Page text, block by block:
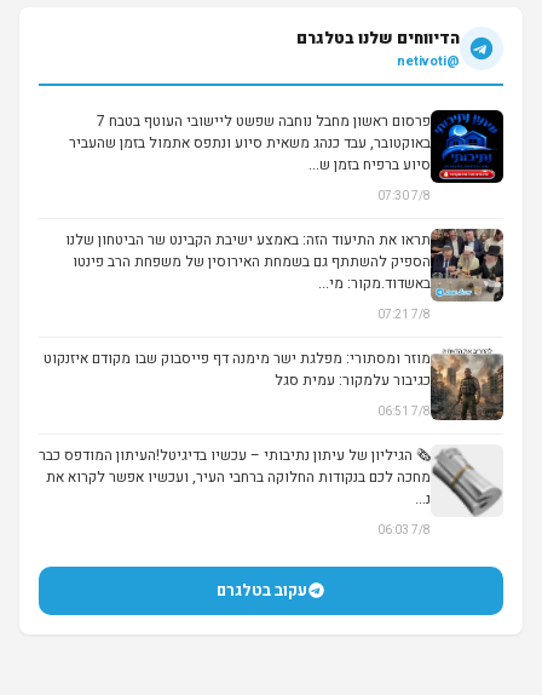
הדיווחים שלנו בטלגרם
@netivoti
פרסום ראשון מחבל נוחבה שפשט ליישובי העוטף בטבח 7
באוקטובר, עבד כנהג משאית סיוע ונתפס אתמול בזמן שהעביר
סיוע ברפיח בזמן ש...
7/8 07:30
תראו את התיעוד הזה: באמצע ישיבת הקבינט שר הביטחון שלנו
הספיק להשתתף גם בשמחת האירוסין של משפחת הרב פינטו
באשדוד.מקור: מי...
7/8 07:21
מוזר ומסתורי: מפלגת ישר מימנה דף פייסבוק שבו מקודם איזנקוט
כגיבור עלמקור: עמית סגל
7/8 06:51
🗞️ הגיליון של עיתון נתיבותי – עכשיו בדיגיטל!העיתון המודפס כבר
מחכה לכם בנקודות החלוקה ברחבי העיר, ועכשיו אפשר לקרוא את
נ...
7/8 06:03
עקוב בטלגרם